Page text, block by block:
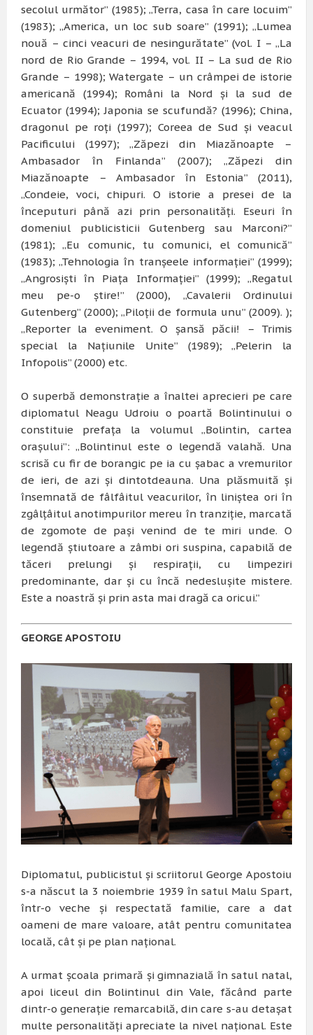
secolul următor” (1985); „Terra, casa în care locuim”
(1983); „America, un loc sub soare” (1991); „Lumea
nouă – cinci veacuri de nesingurătate” (vol. I – „La
nord de Rio Grande – 1994, vol. II – La sud de Rio
Grande – 1998); Watergate – un crâmpei de istorie
americană (1994); Români la Nord şi la sud de
Ecuator (1994); Japonia se scufundă? (1996); China,
dragonul pe roţi (1997); Coreea de Sud şi veacul
Pacificului (1997); „Zăpezi din Miazănoapte –
Ambasador în Finlanda” (2007); „Zăpezi din
Miazănoapte – Ambasador în Estonia” (2011),
„Condeie, voci, chipuri. O istorie a presei de la
începuturi până azi prin personalităţi. Eseuri în
domeniul publicisticii Gutenberg sau Marconi?”
(1981); „Eu comunic, tu comunici, el comunică”
(1983); „Tehnologia în tranşeele informaţiei” (1999);
„Angrosişti în Piaţa Informaţiei” (1999); „Regatul
meu pe-o ştire!” (2000), „Cavalerii Ordinului
Gutenberg” (2000); „Piloţii de formula unu” (2009). );
„Reporter la eveniment. O şansă păcii! – Trimis
special la Naţiunile Unite” (1989); „Pelerin la
Infopolis” (2000) etc.
O superbă demonstraţie a înaltei aprecieri pe care
diplomatul Neagu Udroiu o poartă Bolintinului o
constituie prefaţa la volumul „Bolintin, cartea
oraşului”: „Bolintinul este o legendă valahă. Una
scrisă cu fir de borangic pe ia cu șabac a vremurilor
de ieri, de azi și dintotdeauna. Una plăsmuită și
însemnată de fâlfâitul veacurilor, în liniștea ori în
zgâlțâitul anotimpurilor mereu în tranziție, marcată
de zgomote de pași venind de te miri unde. O
legendă știutoare a zâmbi ori suspina, capabilă de
tăceri prelungi și respirații, cu limpeziri
predominante, dar și cu încă nedeslușite mistere.
Este a noastră și prin asta mai dragă ca oricui.”
GEORGE APOSTOIU
Diplomatul, publicistul şi scriitorul George Apostoiu
s-a născut la 3 noiembrie 1939 în satul Malu Spart,
într-o veche şi respectată familie, care a dat
oameni de mare valoare, atât pentru comunitatea
locală, cât şi pe plan naţional.
A urmat şcoala primară şi gimnazială în satul natal,
apoi liceul din Bolintinul din Vale, făcând parte
dintr-o generaţie remarcabilă, din care s-au detaşat
multe personalităţi apreciate la nivel naţional. Este